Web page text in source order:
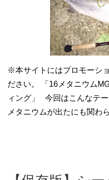
※本サイトにはプロモーシ
ださい。 「16メタニウム
ィング」 今回はこんなテ
メタニウムが出たにも関わ